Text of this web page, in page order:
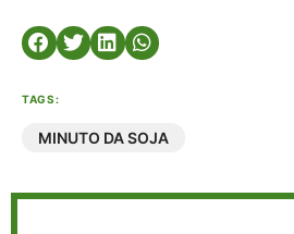
TAGS:
MINUTO DA SOJA